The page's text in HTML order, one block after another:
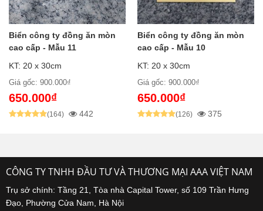
Biển công ty đồng ăn mòn
cao cấp - Mẫu 11
KT: 20 x 30cm
Giá gốc: 900.000₫
650.000₫
(164) 442
Biển công ty đồng ăn mòn
cao cấp - Mẫu 10
KT: 20 x 30cm
Giá gốc: 900.000₫
650.000₫
(126) 375
CÔNG TY TNHH ĐẦU TƯ VÀ THƯƠNG MẠI AAA VIỆT NAM
Trụ sở chính: Tầng 21, Tòa nhà Capital Tower, số 109 Trần Hưng
Đạo, Phường Cửa Nam, Hà Nội